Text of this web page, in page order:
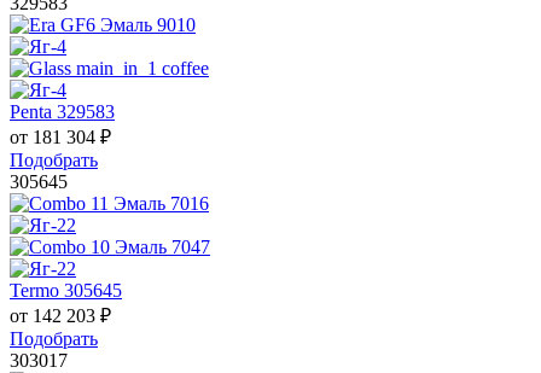
Penta 329583
от 181 304 ₽
Подобрать
305645
Termo 305645
от 142 203 ₽
Подобрать
303017